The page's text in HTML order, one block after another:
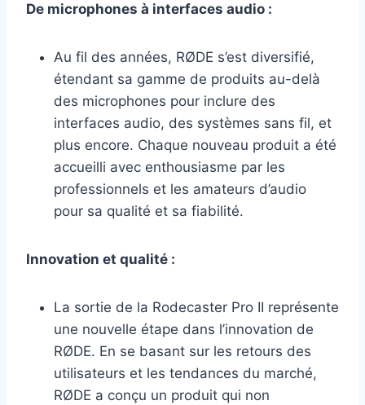
De microphones à interfaces audio :
Au fil des années, RØDE s’est diversifié,
étendant sa gamme de produits au-delà
des microphones pour inclure des
interfaces audio, des systèmes sans fil, et
plus encore. Chaque nouveau produit a été
accueilli avec enthousiasme par les
professionnels et les amateurs d’audio
pour sa qualité et sa fiabilité.
Innovation et qualité :
La sortie de la Rodecaster Pro II représente
une nouvelle étape dans l’innovation de
RØDE. En se basant sur les retours des
utilisateurs et les tendances du marché,
RØDE a conçu un produit qui non